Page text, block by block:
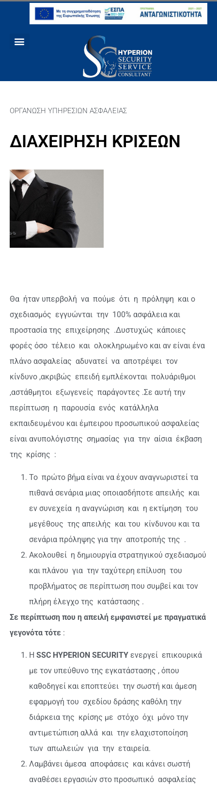
ΟΡΓΑΝΩΣΗ ΥΠΗΡΕΣΙΩΝ ΑΣΦΑΛΕΙΑΣ
ΔΙΑΧΕΙΡΗΣΗ ΚΡΙΣΕΩΝ
Θα ήταν υπερβολή να πούμε ότι η πρόληψη και ο
σχεδιασμός εγγυώνται την 100% ασφάλεια και
προστασία της επιχείρησης .Δυστυχώς κάποιες
φορές όσο τέλειο και ολοκληρωμένο και αν είναι ένα
πλάνο ασφαλείας αδυνατεί να αποτρέψει τον
κίνδυνο ,ακριβώς επειδή εμπλέκονται πολυάριθμοι
,αστάθμητοι εξωγενείς παράγοντες .Σε αυτή την
περίπτωση η παρουσία ενός κατάλληλα
εκπαιδευμένου και έμπειρου προσωπικού ασφαλείας
είναι ανυπολόγιστης σημασίας για την αίσια έκβαση
της κρίσης :
Το πρώτο βήμα είναι να έχουν αναγνωριστεί τα
πιθανά σενάρια μιας οποιασδήποτε απειλής και
εν συνεχεία η αναγνώριση και η εκτίμηση του
μεγέθους της απειλής και του κίνδυνου και τα
σενάρια πρόληψης για την αποτροπής της .
Ακολουθεί η δημιουργία στρατηγικού σχεδιασμού
και πλάνου για την ταχύτερη επίλυση του
προβλήματος σε περίπτωση που συμβεί και τον
πλήρη έλεγχο της κατάστασης .
Σε περίπτωση που η απειλή εμφανιστεί με πραγματικά
γεγονότα τότε :
Η SSC HYPERION SECURITY ενεργεί επικουρικά
με τον υπεύθυνο της εγκατάστασης , όπου
καθοδηγεί και εποπτεύει την σωστή και άμεση
εφαρμογή του σχεδίου δράσης καθόλη την
διάρκεια της κρίσης με στόχο όχι μόνο την
αντιμετώπιση αλλά και την ελαχιστοποίηση
των απωλειών για την εταιρεία.
Λαμβάνει άμεσα αποφάσεις και κάνει σωστή
αναθέσει εργασιών στο προσωπικό ασφαλείας